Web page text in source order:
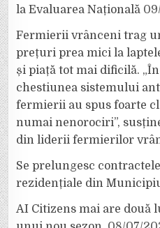
la Evaluarea Națională
Fermierii vrânceni trag
prețuri prea mici la
și piață tot mai dificilă.
chestiunea sistemului
fermierii au spus foarte
numai nenorociri”,
din liderii fermierilor
Se prelungesc
rezidențiale din
AI Citizens mai are două